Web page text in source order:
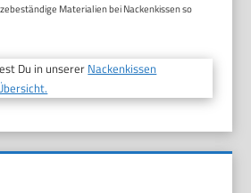
Materialien bei Nackenkissen so
Du in unserer Nackenkissen